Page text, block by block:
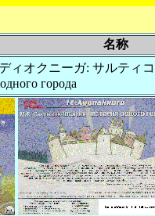
名称
ィオクニーガ: サルティ
города